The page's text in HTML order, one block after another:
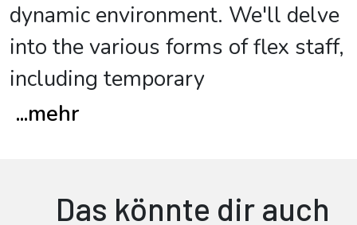
dynamic environment. We'll delve
into the various forms of flex staff,
including temporary
...mehr
Das könnte dir auch